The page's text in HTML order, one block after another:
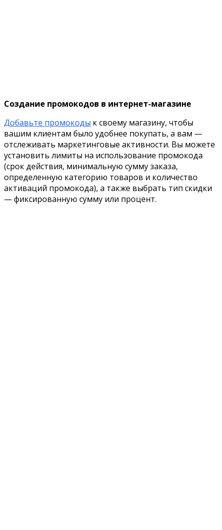
Создание промокодов в интернет-магазине
Добавьте промокоды к своему магазину, чтобы
вашим клиентам было удобнее покупать, а вам —
отслеживать маркетинговые активности. Вы можете
установить лимиты на использование промокода
(срок действия, минимальную сумму заказа,
определенную категорию товаров и количество
активаций промокода), а также выбрать тип скидки
— фиксированную сумму или процент.